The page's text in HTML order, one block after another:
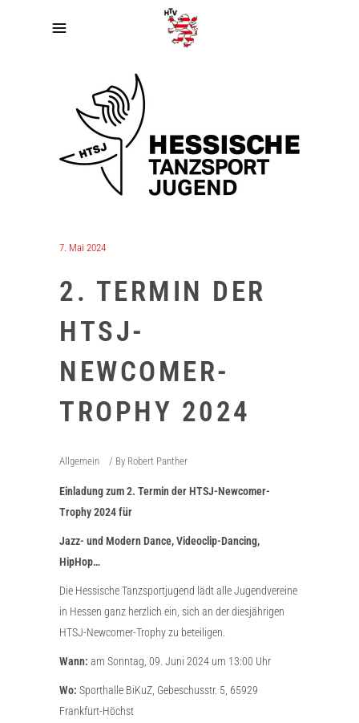
7. Mai 2024
2. TERMIN DER
HTSJ-
NEWCOMER-
TROPHY 2024
Allgemein By Robert Panther
Einladung zum 2. Termin der HTSJ-Newcomer-
Trophy2024für
Jazz- und Modern Dance, Videoclip-Dancing,
HipHop…
Die Hessische Tanzsportjugend lädt alle Jugendvereine
in Hessen ganz herzlich ein, sich an der diesjährigen
HTSJ-Newcomer-Trophy zu beteiligen.
Wann: am Sonntag, 09. Juni 2024 um 13:00 Uhr
Wo: Sporthalle BiKuZ, Gebeschusstr. 5, 65929
Frankfurt-Höchst